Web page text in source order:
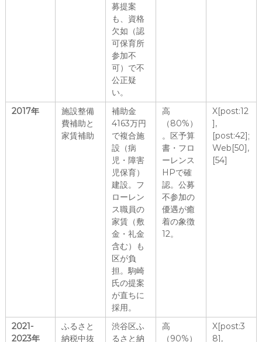
募提案
も、資格
欠如（認
可保育所
参加不
可）で不
公正疑
い。
2017年
施設整備
費補助と
家賃補助
補助金
4163万円
で複合施
設（病
児・障害
児保育）
建設。フ
ローレン
ス職員の
家賃（敷
金・礼金
含む）も
区が負
担。駒崎
氏の提案
が直ちに
採用。
高
（80%）
。区予算
書・フロ
ーレンス
HPで確
認。公募
不参加の
優遇が癒
着の象徴
12。
X[post:12
],
[post:42];
Web[50],
[54]
2021-
2023年
ふるさと
納税中抜
渋谷区ふ
るさと納
高
（90%）
X[post:3
8],